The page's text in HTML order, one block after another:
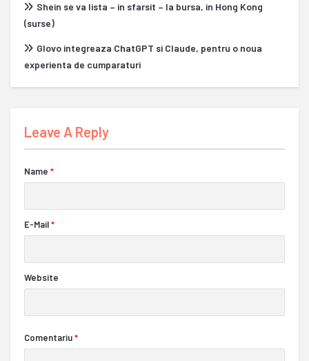
Shein se va lista – in sfarsit – la bursa, in Hong Kong
(surse)
Glovo integreaza ChatGPT si Claude, pentru o noua
experienta de cumparaturi
Leave A Reply
Name *
E-Mail*
Website
Comentariu*